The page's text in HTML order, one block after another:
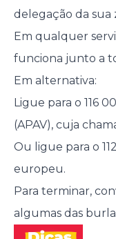
delegação da sua
Em qualquer
funciona junto a
Em alternativa:
Ligue para o 116
(APAV), cuja
Ou ligue para o
europeu.
Para terminar,
algumas das